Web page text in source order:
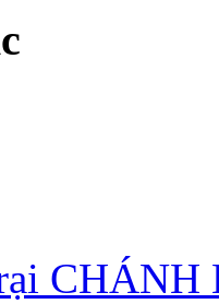
CHÁNH